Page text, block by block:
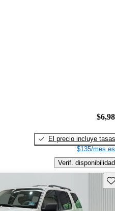
El precio incluye tasas
$135/mes
Verif. disponibilidad